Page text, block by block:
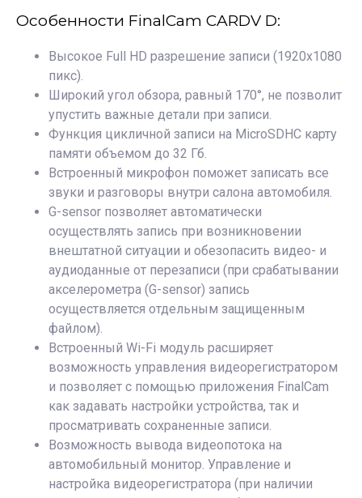
Особенности FinalCam CARDV D:
Высокое Full HD разрешение записи (1920х1080
пикс).
Широкий угол обзора, равный 170°, не позволит
упустить важные детали при записи.
Функция цикличной записи на MicroSDHC карту
памяти объемом до 32 Гб.
Встроенный микрофон поможет записать все
звуки и разговоры внутри салона автомобиля.
G-sensor позволяет автоматически
осуществлять запись при возникновении
внештатной ситуации и обезопасить видео- и
аудиоданные от перезаписи (при срабатывании
акселерометра (G-sensor) запись
осуществляется отдельным защищенным
файлом).
Встроенный Wi-Fi модуль расширяет
возможность управления видеорегистратором
и позволяет с помощью приложения FinalCam
как задавать настройки устройства, так и
просматривать сохраненные записи.
Возможность вывода видеопотока на
автомобильный монитор. Управление и
настройка видеорегистратора (при наличии